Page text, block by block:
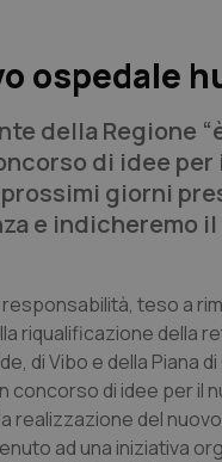
ospedale
della Regione
di idee
giorni
e indicheremo
teso a
riqualificazione della
di Vibo e della Piana
di idee per il
del
ad una iniziativa